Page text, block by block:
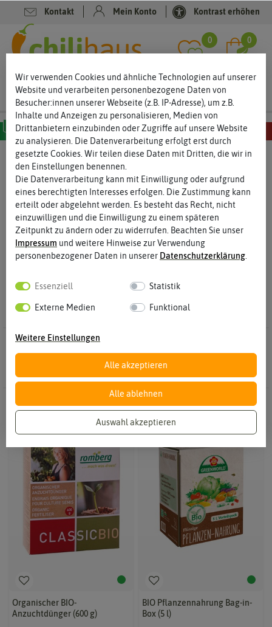
Kontakt Mein Konto Kontrast erhöhen
0 0
SCHARF SEHR SCHARF EXTREM SCHARF HÖLLISCH SCHARF
Anzucht, Kultivierung & Ernte
- Chilidünger
Nährstoffergänzung für gesunde Chili Pflanzen
Dünger unterstützt das Pflanzenwachstum und sorgt, richtig
eingesetzt, für gesunde kräftige Pflanzen und eine gute
Fruchtbildung. In unserem Kategorie-Text erfährst Du, welche
Hauptnährstoffe Deine Pflanzen wann brauchen, was organische
richtige Dünger Produkt für Dich.
10 ErgebnisseGefunden in Chilidünger
-50%
Organischer BIO-
Anzuchtdünger (600 g)
-20%
BIO Pflanzennahrung Bag-in-
Box (5 l)
Filter
Wir verwenden Cookies und ähnliche Technologien auf unserer
Website und verarbeiten personenbezogene Daten von
Besucher:innen unserer Webseite (z.B. IP-Adresse), um z.B.
Inhalte und Anzeigen zu personalisieren, Medien von
Drittanbietern einzubinden oder Zugriffe auf unsere Website
zu analysieren. Die Datenverarbeitung erfolgt erst durch
gesetzte Cookies. Wir teilen diese Daten mit Dritten, die wir in
den Einstellungen benennen.
Die Datenverarbeitung kann mit Einwilligung oder aufgrund
eines berechtigten Interesses erfolgen. Die Zustimmung kann
erteilt oder abgelehnt werden. Es besteht das Recht, nicht
einzuwilligen und die Einwilligung zu einem späteren
Zeitpunkt zu ändern oder zu widerrufen. Beachten Sie unser
Impressum und weitere Hinweise zur Verwendung
personenbezogener Daten in unserer Daten­schutz­erklärung
Essenziell Statistik
Externe Medien Funktional
Weitere Einstellungen
Alle akzeptieren
Alle ablehnen
Auswahl akzeptieren